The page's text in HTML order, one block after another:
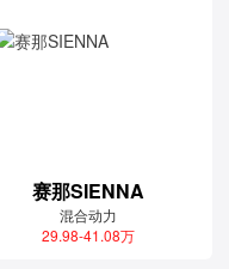
赛那SIENNA
混合动力
29.98-41.08万